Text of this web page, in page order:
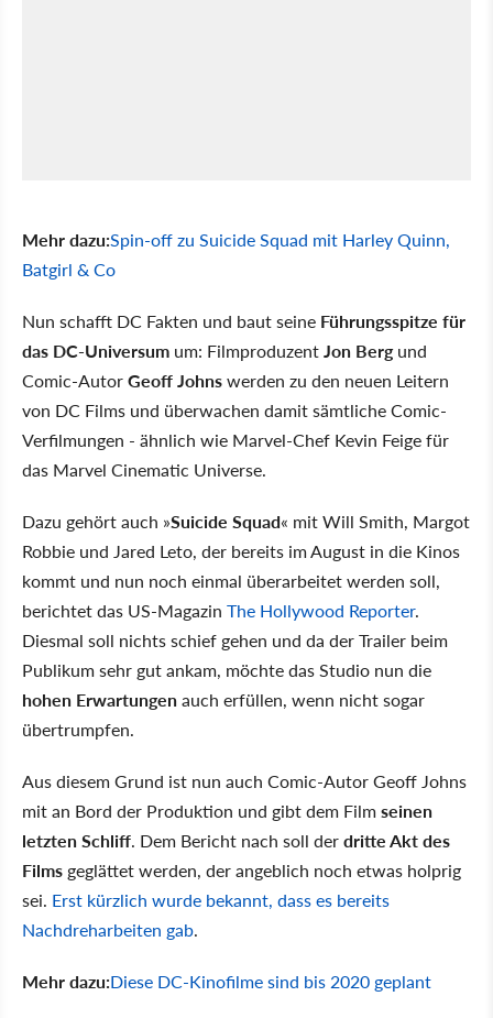
Mehr dazu:Spin-off zu Suicide Squad mit Harley Quinn,
Batgirl & Co
Nun schafft DC Fakten und baut seine Führungsspitze für
das DC-Universum um: FilmproduzentJon Bergund
Comic-AutorGeoff Johnswerden zu den neuen Leitern
von DC Films und überwachen damit sämtliche Comic-
Verfilmungen - ähnlich wie Marvel-Chef Kevin Feige für
das Marvel Cinematic Universe.
Dazu gehört auch »Suicide Squad« mit Will Smith, Margot
Robbie und Jared Leto, der bereits im August in die Kinos
kommt und nun noch einmal überarbeitet werden soll,
berichtet das US-Magazin The Hollywood Reporter.
Diesmal soll nichts schief gehen und da der Trailer beim
Publikum sehr gut ankam, möchte das Studio nun die
hohen Erwartungenauch erfüllen, wenn nicht sogar
übertrumpfen.
Aus diesem Grund ist nun auch Comic-Autor Geoff Johns
mit an Bord der Produktion und gibt dem Filmseinen
letzten Schliff. Dem Bericht nach soll derdritte Akt des
Films geglättet werden, der angeblich noch etwas holprig
sei. Erst kürzlich wurde bekannt, dass es bereits
Nachdreharbeiten gab.
Mehr dazu:Diese DC-Kinofilme sind bis 2020 geplant